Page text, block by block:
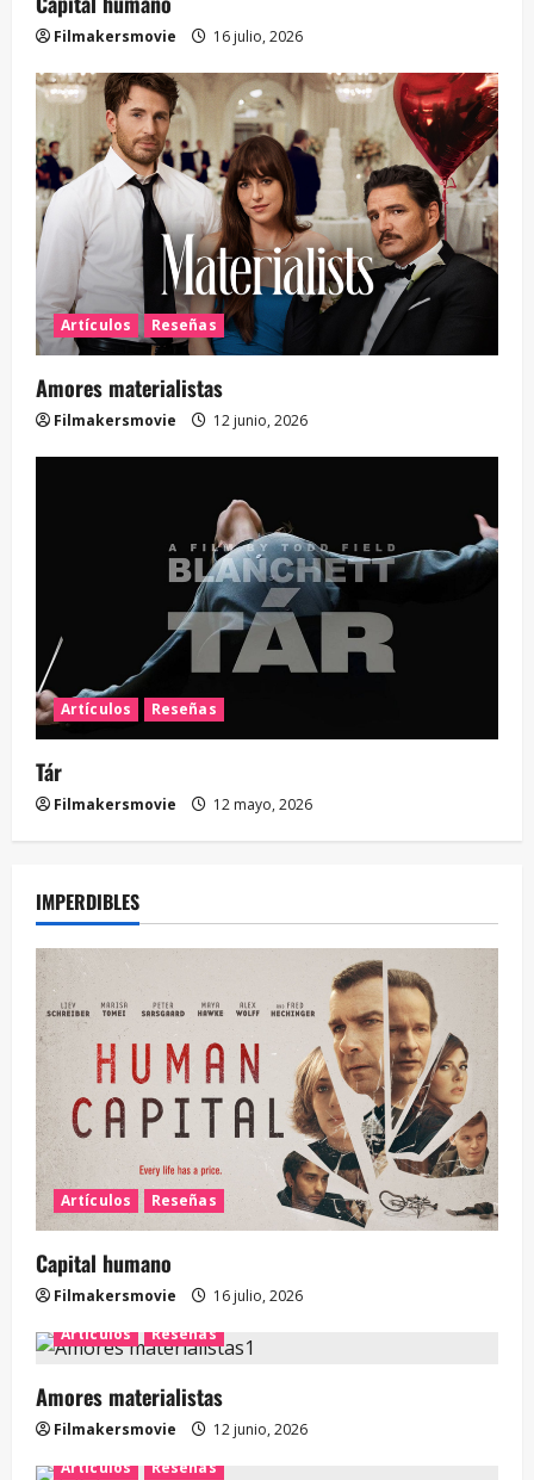
Filmakersmovie 16 julio, 2026
Artículos Reseñas
Amores materialistas
Filmakersmovie 12 junio, 2026
Artículos Reseñas
Tár
Filmakersmovie 12 mayo, 2026
IMPERDIBLES
Artículos Reseñas
Capital humano
Filmakersmovie
16 julio, 2026
Artículos
Reseñas
Amores materialistas
Filmakersmovie
12 junio, 2026
Artículos
Reseñas